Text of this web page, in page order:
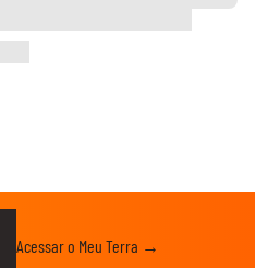
Acessar o Meu Terra →